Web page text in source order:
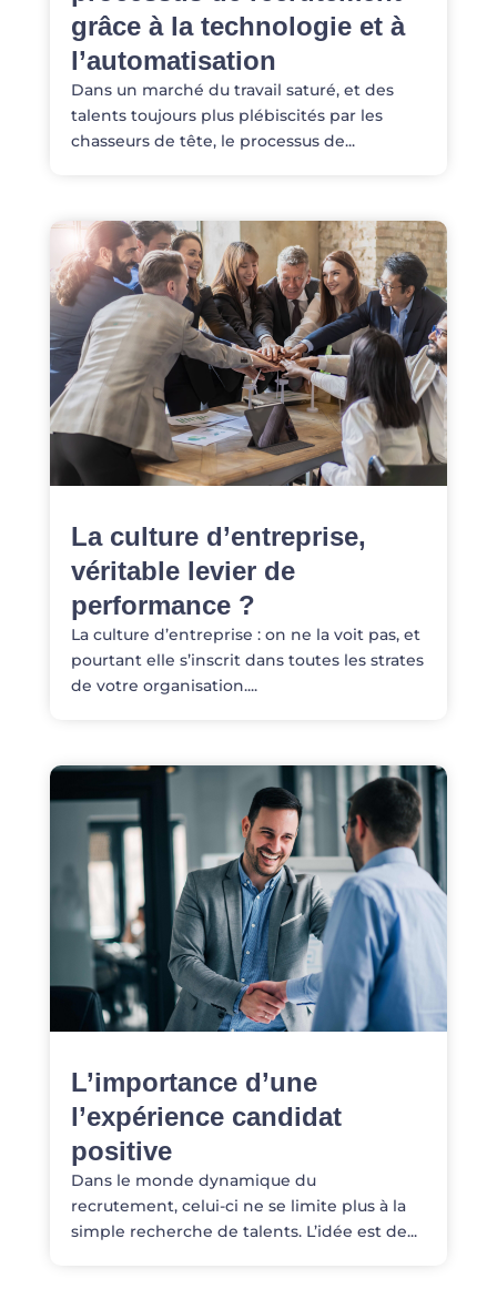
grâce à la technologie et à
l’automatisation
Dans un marché du travail saturé, et des
talents toujours plus plébiscités par les
chasseurs de tête, le processus de...
La culture d’entreprise,
véritable levier de
performance ?
La culture d’entreprise : on ne la voit pas, et
pourtant elle s’inscrit dans toutes les strates
de votre organisation....
L’importance d’une
l’expérience candidat
positive
Dans le monde dynamique du
recrutement, celui-ci ne se limite plus à la
simple recherche de talents. L’idée est de...